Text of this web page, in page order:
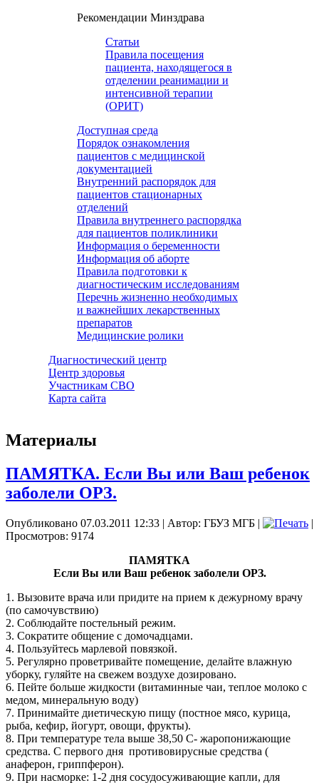
Рекомендации Минздрава
Статьи
Правила посещения
пациента, находящегося в
отделении реанимации и
интенсивной терапии
(ОРИТ)
Доступная среда
Порядок ознакомления
пациентов с медицинской
документацией
Внутренний распорядок для
пациентов стационарных
отделений
Правила внутреннего распорядка
для пациентов поликлиники
Информация о беременности
Информация об аборте
Правила подготовки к
диагностическим исследованиям
Перечнь жизненно необходимых
и важнейших лекарственных
препаратов
Медицинские ролики
Диагностический центр
Центр здоровья
Участникам СВО
Карта сайта
Материалы
ПАМЯТКА. Если Вы или Ваш ребенок
заболели ОРЗ.
Опубликовано 07.03.2011 12:33 | Автор: ГБУЗ МГБ |
|
Просмотров: 9174
ПАМЯТКА
Если Вы или Ваш ребенок заболели ОРЗ.
1. Вызовите врача или придите на прием к дежурному врачу
(по самочувствию)
2. Соблюдайте постельный режим.
3. Сократите общение с домочадцами.
4. Пользуйтесь марлевой повязкой.
5. Регулярно проветривайте помещение, делайте влажную
уборку, гуляйте на свежем воздухе дозировано.
6. Пейте больше жидкости (витаминные чаи, теплое молоко с
медом, минеральную воду)
7. Принимайте диетическую пищу (постное мясо, курица,
рыба, кефир, йогурт, овощи, фрукты).
8. При температуре тела выше 38,50 С- жаропонижающие
средства. С первого дня противовирусные средства (
анаферон, гриппферон).
9. При насморке: 1-2 дня сосудосуживающие капли, для